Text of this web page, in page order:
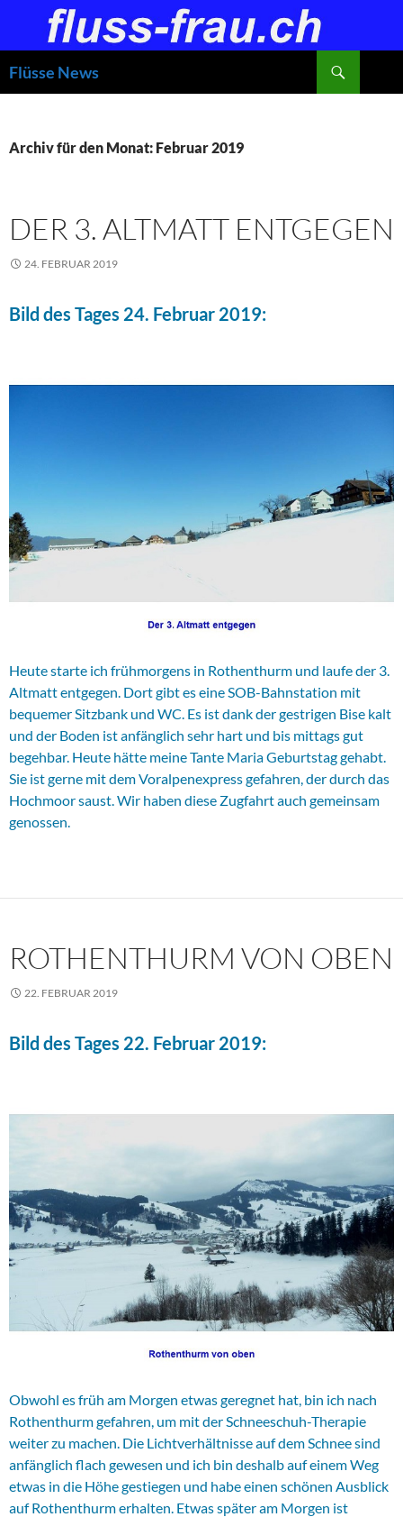
springen
Flüsse News
Archiv für den Monat: Februar 2019
DER 3. ALTMATT ENTGEGEN
24. FEBRUAR 2019
Bild des Tages 24. Februar 2019:
Heute starte ich frühmorgens in Rothenthurm und laufe der 3.
Altmatt entgegen. Dort gibt es eine SOB-Bahnstation mit
bequemer Sitzbank und WC. Es ist dank der gestrigen Bise kalt
und der Boden ist anfänglich sehr hart und bis mittags gut
begehbar. Heute hätte meine Tante Maria Geburtstag gehabt.
Sie ist gerne mit dem Voralpenexpress gefahren, der durch das
Hochmoor saust. Wir haben diese Zugfahrt auch gemeinsam
genossen.
ROTHENTHURM VON OBEN
22. FEBRUAR 2019
Bild des Tages 22. Februar 2019:
Obwohl es früh am Morgen etwas geregnet hat, bin ich nach
Rothenthurm gefahren, um mit der Schneeschuh-Therapie
weiter zu machen. Die Lichtverhältnisse auf dem Schnee sind
anfänglich flach gewesen und ich bin deshalb auf einem Weg
etwas in die Höhe gestiegen und habe einen schönen Ausblick
auf Rothenthurm erhalten. Etwas später am Morgen ist